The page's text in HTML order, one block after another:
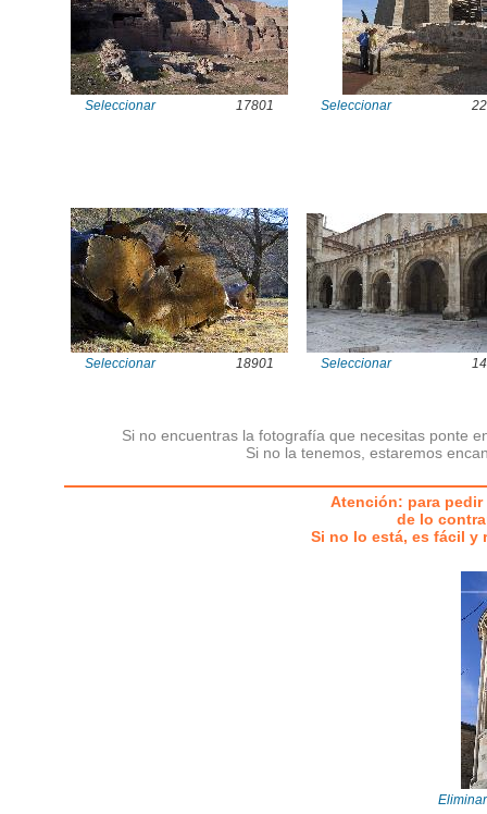
Seleccionar 17801 Seleccionar
Seleccionar 18901 Seleccionar
Si no encuentras la fotografía que necesitas ponte
Si no la tenemos, estaremos
Atención: para
de lo
Si no lo está, es fácil y
Eliminar